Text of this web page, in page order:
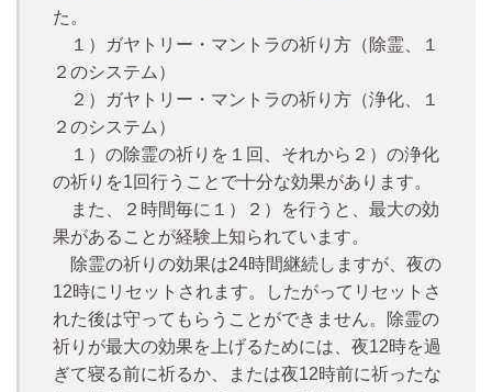
た。
１）ガヤトリー・マントラの祈り方（除霊、１
２のシステム）
２）ガヤトリー・マントラの祈り方（浄化、１
２のシステム）
１）の除霊の祈りを１回、それから２）の浄化
の祈りを1回行うことで十分な効果があります。
また、２時間毎に１）２）を行うと、最大の効
果があることが経験上知られています。
除霊の祈りの効果は24時間継続しますが、夜の
12時にリセットされます。したがってリセットさ
れた後は守ってもらうことができません。除霊の
祈りが最大の効果を上げるためには、夜12時を過
ぎて寝る前に祈るか、または夜12時前に祈ったな